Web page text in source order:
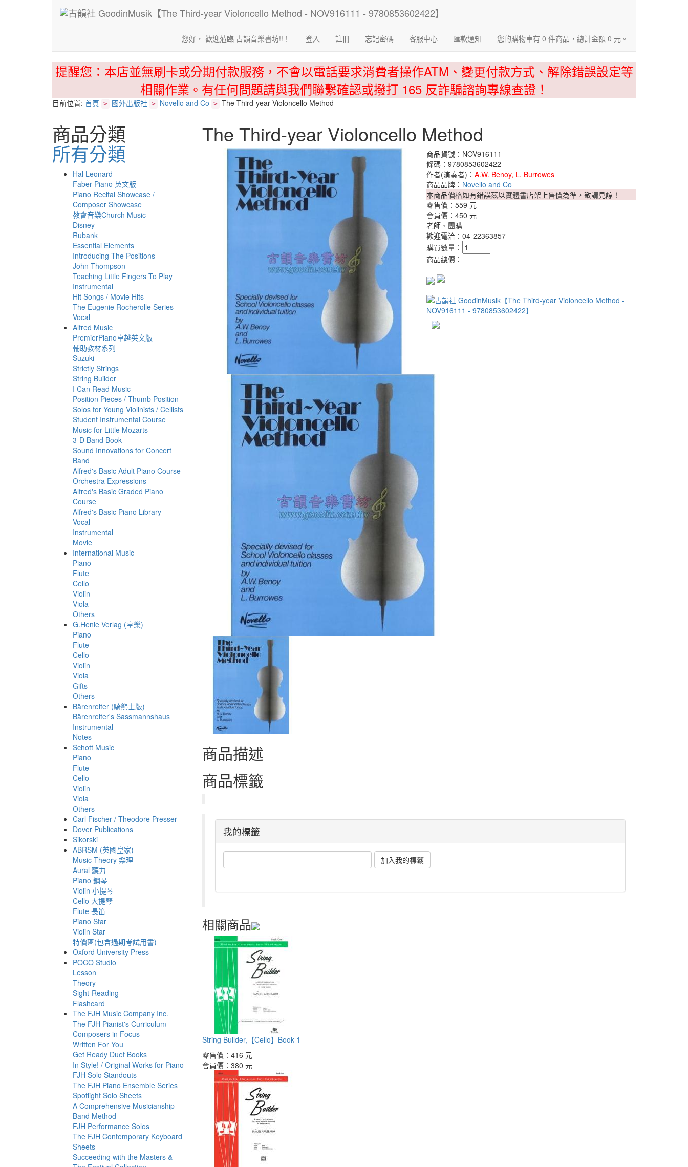
您好， 歡迎蒞臨 古韻音樂書坊!!！ 登入 註冊 忘記密碼 客服中心 匯款通知 您的購物車有 0 件商品，總計金額 0 元。
提醒您：本店並無刷卡或分期付款服務，不會以電話要求消費者操作ATM、變更付款方式、解除錯誤設定等
相關作業。有任何問題請與我們聯繫確認或撥打 165 反詐騙諮詢專線查證！
目前位置: 首頁 > 國外出版社 > Novello and Co > The Third-year Violoncello Method
商品分類
所有分類
Hal Leonard
Faber Piano 英文版
Piano Recital Showcase /
Composer Showcase
教會音樂Church Music
Disney
Rubank
Essential Elements
Introducing The Positions
John Thompson
Teaching Little Fingers To Play
Instrumental
Hit Songs / Movie Hits
The Eugenie Rocherolle Series
Vocal
Alfred Music
PremierPiano卓越英文版
輔助教材系列
Suzuki
Strictly Strings
String Builder
I Can Read Music
Position Pieces / Thumb Position
Solos for Young Violinists / Cellists
Student Instrumental Course
Music for Little Mozarts
3-D Band Book
Sound Innovations for Concert
Band
Alfred's Basic Adult Piano Course
Orchestra Expressions
Alfred's Basic Graded Piano
Course
Alfred's Basic Piano Library
Vocal
Instrumental
Movie
International Music
Piano
Flute
Cello
Violin
Viola
Others
G.Henle Verlag (亨樂)
Piano
Flute
Cello
Violin
Viola
Gifts
Others
Bärenreiter (騎熊士版)
Bärenreiter's Sassmannshaus
Instrumental
Notes
Schott Music
Piano
Flute
Cello
Violin
Viola
Others
Carl Fischer / Theodore Presser
Dover Publications
Sikorski
ABRSM (英國皇家)
Music Theory 樂理
Aural 聽力
Piano 鋼琴
Violin 小提琴
Cello 大提琴
Flute 長笛
Piano Star
Violin Star
特價區(包含過期考試用書)
Oxford University Press
POCO Studio
Lesson
Theory
Sight-Reading
Flashcard
The FJH Music Company Inc.
The FJH Pianist's Curriculum
Composers in Focus
Written For You
Get Ready Duet Books
In Style! / Original Works for Piano
FJH Solo Standouts
The FJH Piano Ensemble Series
Spotlight Solo Sheets
A Comprehensive Musicianship
Band Method
FJH Performance Solos
The FJH Contemporary Keyboard
Sheets
Succeeding with the Masters &
The Third-year Violoncello Method
商品貨號：NOV916111
條碼：9780853602422
作者(演奏者)：A.W. Benoy, L. Burrowes
商品品牌： Novello and Co
本商品價格如有錯誤茲以實體書店架上售價為準，敬請見諒！
零售價：559 元
會員價：450 元
老師、團購
歡迎電洽：04-22363857
購買數量：
商品總價：
商品描述
商品標籤
我的標籤
相關商品
String Builder,【Cello】Book 1
零售價： 416 元
會員價： 380 元